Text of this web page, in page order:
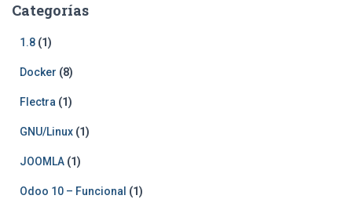
Categorías
1.8 (1)
Docker (8)
Flectra (1)
GNU/Linux (1)
JOOMLA (1)
Odoo 10 – Funcional (1)